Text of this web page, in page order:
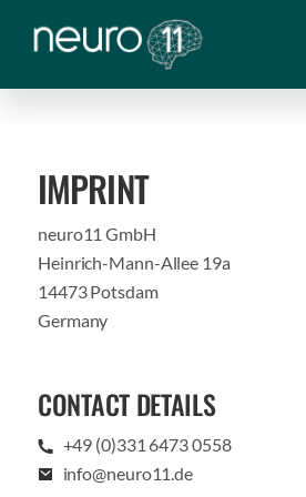
IMPRINT
neuro11 GmbH
Heinrich-Mann-Allee 19a
14473 Potsdam
Germany
CONTACT DETAILS
+49 (0)331 6473 0558‬
info@neuro11.de